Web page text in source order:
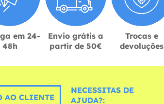
em 24-
48h
Envio grátis a
partir de 50€
Trocas e
devoluções
AO CLIENTE
NECESSITAS DE
AJUDA?: